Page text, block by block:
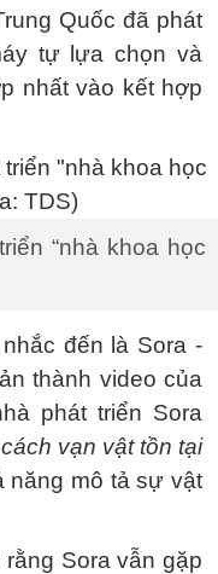
Quốc đã phát
tự lựa chọn và
nhất vào kết hợp
“nhà khoa học
đến là Sora -
thành video của
phát triển Sora
vạn vật tồn tại
năng mô tả sự vật
Sora vẫn gặp